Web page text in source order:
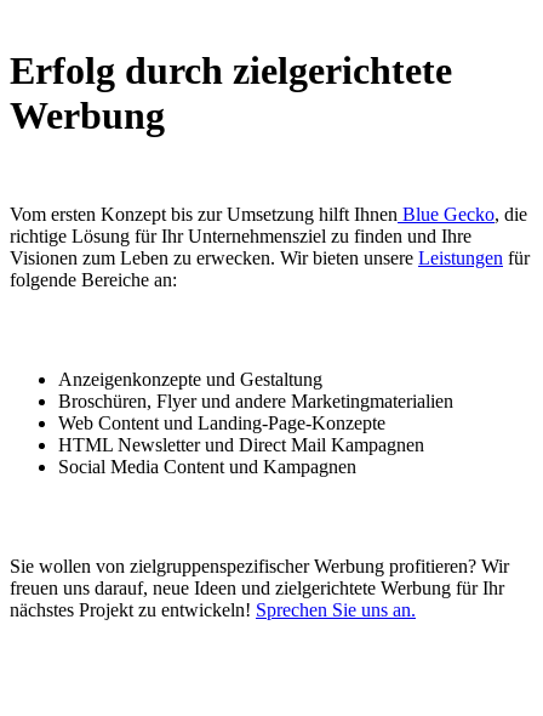
Erfolg durch zielgerichtete
Werbung
Vom ersten Konzept bis zur Umsetzung hilft Ihnen Blue Gecko, die
richtige Lösung für Ihr Unternehmensziel zu finden und Ihre
Visionen zum Leben zu erwecken. Wir bieten unsere Leistungen für
folgende Bereiche an:
Anzeigenkonzepte und Gestaltung
Broschüren, Flyer und andere Marketingmaterialien
Web Content und Landing-Page-Konzepte
HTML Newsletter und Direct Mail Kampagnen
Social Media Content und Kampagnen
Sie wollen von zielgruppenspezifischer Werbung profitieren? Wir
freuen uns darauf, neue Ideen und zielgerichtete Werbung für Ihr
nächstes Projekt zu entwickeln! Sprechen Sie uns an.